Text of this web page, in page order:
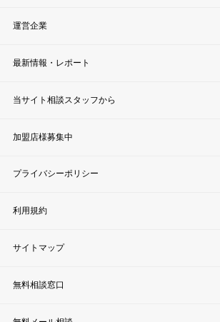
運営企業
最新情報・レポート
当サイト相談スタッフから
加盟店様募集中
プライバシーポリシー
利用規約
サイトマップ
無料相談窓口